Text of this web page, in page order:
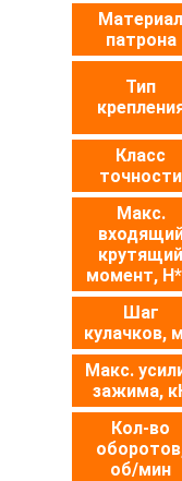
Материал
патрона
Тип
Класс
точности
Макс.
крутящий
момент,
Шаг
кулачков,
Макс.
зажима,
Кол-во
об/мин